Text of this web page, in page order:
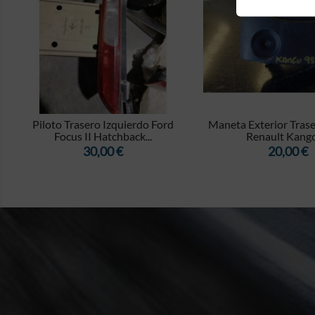
Piloto Trasero Izquierdo Ford
Focus II Hatchback...
Precio
30,00 €

Maneta Exterior
Renault
Precio
20,00 €
